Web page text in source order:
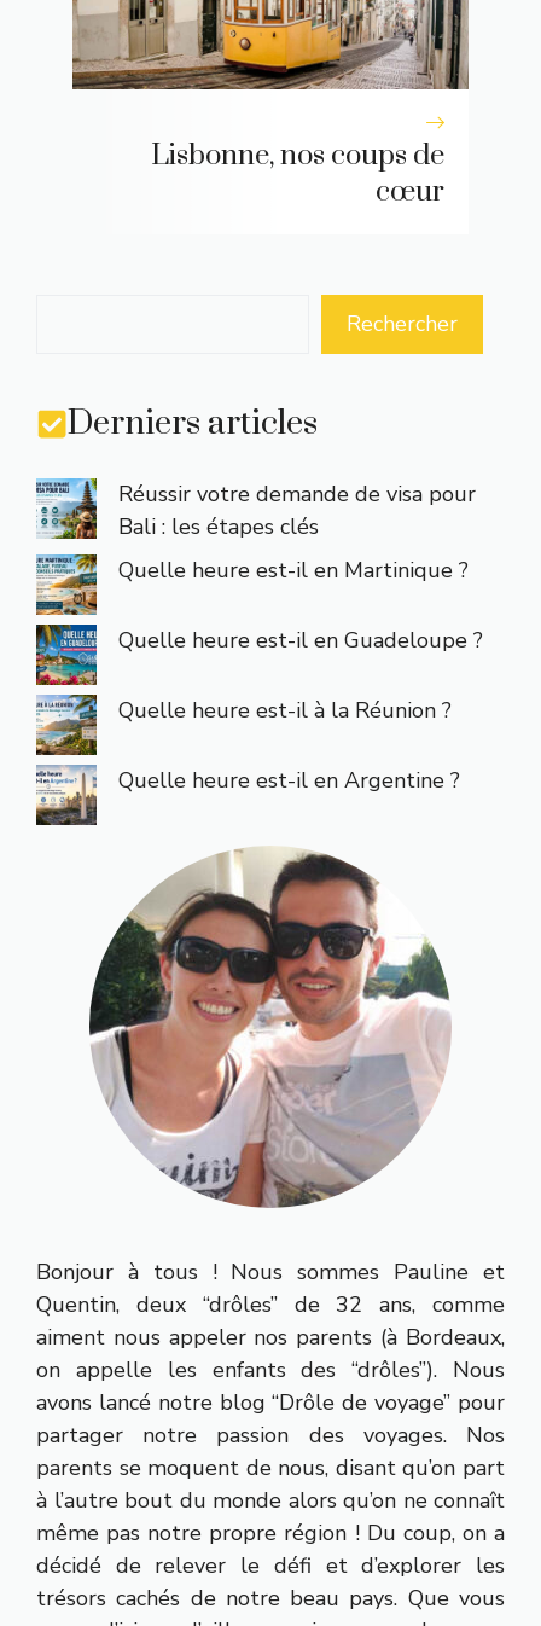
Lisbonne, nos coups de
cœur
Rechercher
Derniers articles
Réussir votre demande de visa pour
Bali : les étapes clés
Quelle heure est-il en Martinique ?
Quelle heure est-il en Guadeloupe ?
Quelle heure est-il à la Réunion ?
Quelle heure est-il en Argentine ?
Bonjour à tous ! Nous sommes Pauline et
Quentin, deux “drôles” de 32 ans, comme
aiment nous appeler nos parents (à Bordeaux,
on appelle les enfants des “drôles”). Nous
avons lancé notre blog “Drôle de voyage” pour
partager notre passion des voyages. Nos
parents se moquent de nous, disant qu’on part
à l’autre bout du monde alors qu’on ne connaît
même pas notre propre région ! Du coup, on a
décidé de relever le défi et d’explorer les
trésors cachés de notre beau pays. Que vous